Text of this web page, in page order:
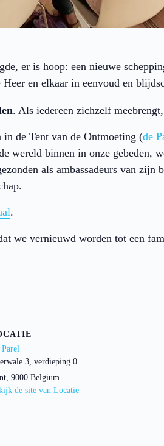
er is hoop: een nieuwe
Heer en elkaar in eenvoud en
. Als iedereen zichzelf
in de Tent van de Ontmoeting (de
wereld binnen in onze gebeden,
als ambassadeurs van
.
we vernieuwd worden tot een
3, verdieping 0
9000 Belgium
de site van Locatie